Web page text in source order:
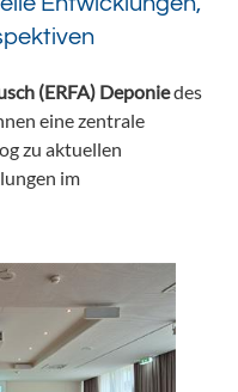
(ERFA) Deponiedes
eine zentrale
zu aktuellen
im